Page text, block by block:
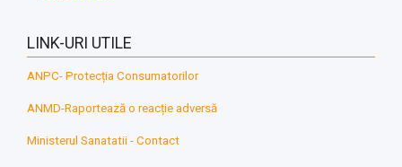
LINK-URI UTILE
ANPC- Protecția Consumatorilor
ANMD-Raportează o reacție adversă
Ministerul Sanatatii - Contact